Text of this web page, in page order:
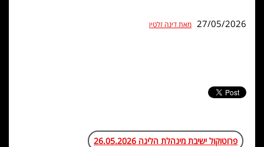
27/05/2026 מאת דינה זלטין
פרוטוקול ישיבת מינהלת הליגה 26.05.2026